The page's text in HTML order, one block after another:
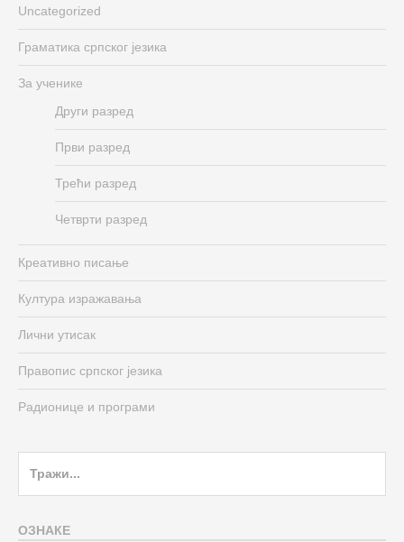
Uncategorized
Граматика српског језика
За ученике
Други разред
Први разред
Трећи разред
Четврти разред
Креативно писање
Култура изражавања
Лични утисак
Правопис српског језика
Радионице и програми
ОЗНАКЕ